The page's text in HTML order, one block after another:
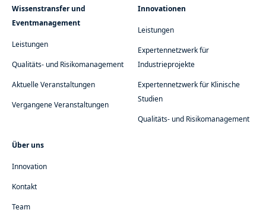
Wissenstransfer und
Eventmanagement
Leistungen
Qualitäts- und Risikomanagement
Aktuelle Veranstaltungen
Vergangene Veranstaltungen
Innovationen
Leistungen
Expertennetzwerk für
Industrieprojekte
Expertennetzwerk für Klinische
Studien
Qualitäts- und Risikomanagement
Über uns
Innovation
Kontakt
Team